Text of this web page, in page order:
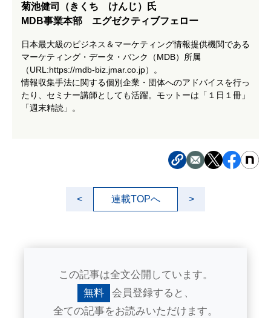
菊池健司（きくち けんじ）氏
MDB事業本部 エグゼクティブフェロー
日本最大級のビジネス＆マーケティング情報提供機関である
マーケティング・データ・バンク（MDB）所属
（URL:https://mdb-biz.jmar.co.jp）。
情報収集手法に関する個別企業・団体へのアドバイスを行っ
たり、セミナー講師としても活躍。モットーは「１日１冊」
「週末精読」。
連載TOPへ
この記事は全文公開しています。
無料
会員登録すると、
全ての記事をお読みいただけます。